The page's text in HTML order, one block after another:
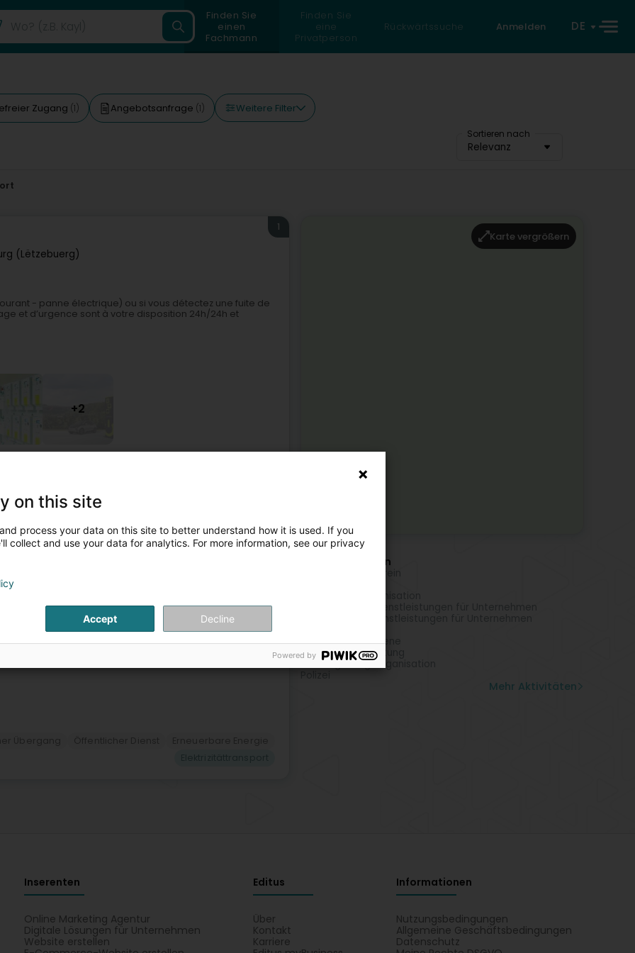
Finden Sie
einen
Fachmann
Finden Sie
eine
Privatperson
Rückwärtssuche Anmelden DE
Zugang (1) Angebotsanfrage (1) Weitere Filter
Sortieren nach
Relevanz
(Lëtzebuerg)
1
- panne électrique) ou si vous détectez une fuite de
et d’urgence sont à votre disposition 24h/24h et
+2
sur-Alzette (Esch-Uelzecht)
Luxemburg und der Großregion. Encevo hat sich zum
wettbewerbsfähige Energieversorgung zu
Karte vergrößern
Mehr Aktivitäten
Heim für Erwachsene
Gemeindeverwaltung
Nichtregierungsorganisation
Polizei
Mehr Aktivitäten
Inserenten
Online Marketing Agentur
Digitale Lösungen für Unternehmen
Website erstellen
Editus
Über
Kontakt
Karriere
Informationen
Nutzungsbedingungen
Allgemeine Geschäftsbedingungen
Datenschutz
on this site
process your data on this site to better understand how it is used. If you
collect and use your data for analytics. For more information, see our privacy
Accept Decline
Powered by